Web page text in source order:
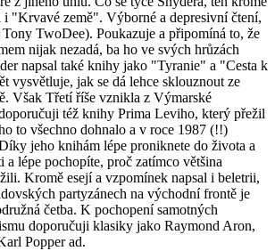
i "Krvavé země". Výborné a depresivní čtení,
TwoDee). Poukazuje a připomíná to, že
nijak nezadá, ba ho ve svých hrůzách
napsal také knihy jako "Tyranie" a "Cesta k
vysvětluje, jak se dá lehce sklouznout ze
Však Třetí říše vznikla z Výmarské
též knihy Prima Leviho, který přežil
to všechno dohnalo a v roce 1987 (!!)
jeho knihám lépe proniknete do života a
a lépe pochopíte, proč zatímco většina
Kromě esejí a vzpomínek napsal i beletrii,
partyzánech na východní frontě je
četba. K pochopení samotných
doporučuji klasiky jako Raymond Aron,
Popper ad.